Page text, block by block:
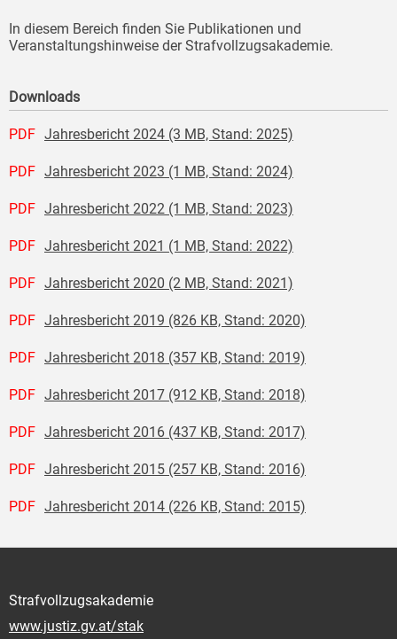
In diesem Bereich finden Sie Publikationen und
Veranstaltungshinweise der Strafvollzugsakademie.
Downloads
PDF Jahresbericht 2024 (3 MB, Stand: 2025)
PDF Jahresbericht 2023 (1 MB, Stand: 2024)
PDF Jahresbericht 2022 (1 MB, Stand: 2023)
PDF Jahresbericht 2021 (1 MB, Stand: 2022)
PDF Jahresbericht 2020 (2 MB, Stand: 2021)
PDF Jahresbericht 2019 (826 KB, Stand: 2020)
PDF Jahresbericht 2018 (357 KB, Stand: 2019)
PDF Jahresbericht 2017 (912 KB, Stand: 2018)
PDF Jahresbericht 2016 (437 KB, Stand: 2017)
PDF Jahresbericht 2015 (257 KB, Stand: 2016)
PDF Jahresbericht 2014 (226 KB, Stand: 2015)
Strafvollzugsakademie
www.justiz.gv.at/stak